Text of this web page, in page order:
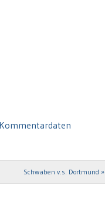
Schwaben v.s. Dortmund »